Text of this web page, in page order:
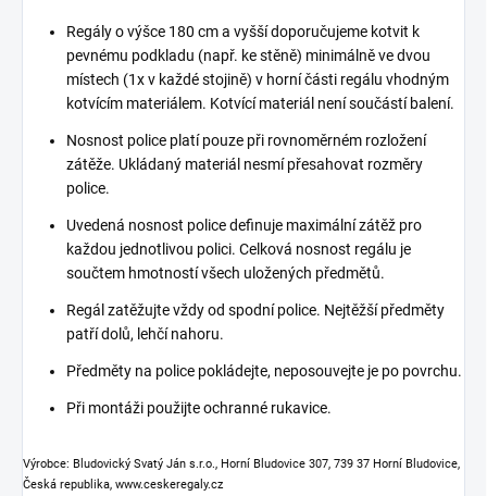
Regály o výšce 180 cm a vyšší doporučujeme kotvit k
pevnému podkladu (např. ke stěně) minimálně ve dvou
místech (1x v každé stojině) v horní části regálu vhodným
kotvícím materiálem. Kotvící materiál není součástí balení.
Nosnost police platí pouze při rovnoměrném rozložení
zátěže. Ukládaný materiál nesmí přesahovat rozměry
police.
Uvedená nosnost police definuje maximální zátěž pro
každou jednotlivou polici. Celková nosnost regálu je
součtem hmotností všech uložených předmětů.
Regál zatěžujte vždy od spodní police. Nejtěžší předměty
patří dolů, lehčí nahoru.
Předměty na police pokládejte, neposouvejte je po povrchu.
Při montáži použijte ochranné rukavice.
Výrobce: Bludovický Svatý Ján s.r.o., Horní Bludovice 307, 739 37 Horní Bludovice,
Česká republika, www.ceskeregaly.cz